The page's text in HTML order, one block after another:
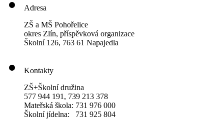
Adresa
ZŠ a MŠ Pohořelice
okres Zlín, příspěvková organizace
Školní 126, 763 61 Napajedla
Kontakty
ZŠ+Školní družina
577 944 191, 739 213 378
Mateřská škola: 731 976 000
Školní jídelna: 731 925 804